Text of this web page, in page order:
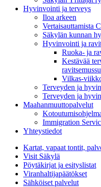
Hyvinvointi ja terveys
Iloa arkeen
Vertaisauttamista
Säkylän kunnan
Hyvinvointi ja
Ruoka- ja
Kestävää
Vilkas-
Terveyden ja
Terveyden ja
Maahanmuuttopalvelut
Immigration
Yhteystiedot
Kartat, vapaat tontit,
Visit Säkylä
Pöytäkirjat ja esityslistat
Viranhaltijapäätökset
Sähköiset palvelut